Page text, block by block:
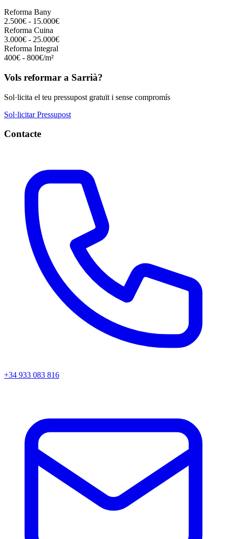
Reforma Bany
2.500€ - 15.000€
Reforma Cuina
3.000€ - 25.000€
Reforma Integral
400€ - 800€/m²
Vols reformar a Sarrià?
Sol·licita el teu pressupost gratuït i sense compromís
Sol·licitar Pressupost
Contacte
+34 933 083 816